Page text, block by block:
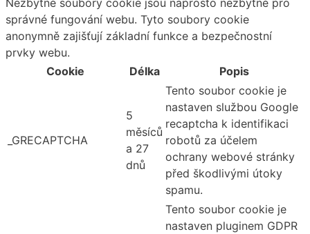
správné fungování webu. Tyto soubory cookie
anonymně zajišťují základní funkce a bezpečnostní
prvky webu.
Cookie
Délka Popis
_GRECAPTCHA
5
měsíců
a 27
dnů
Tento soubor cookie je
nastaven službou Google
recaptcha k identifikaci
robotů za účelem
ochrany webové stránky
před škodlivými útoky
spamu.
Tento soubor cookie je
nastaven pluginem GDPR